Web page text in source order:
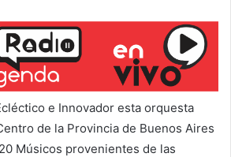
e Innovador esta orquesta
de la Provincia de Buenos Aires
Músicos provenientes de las